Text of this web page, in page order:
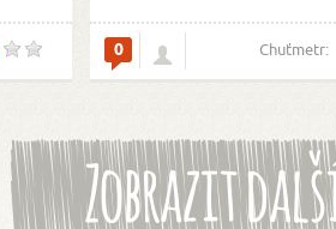
0 Chuťmetr:
Zobrazit